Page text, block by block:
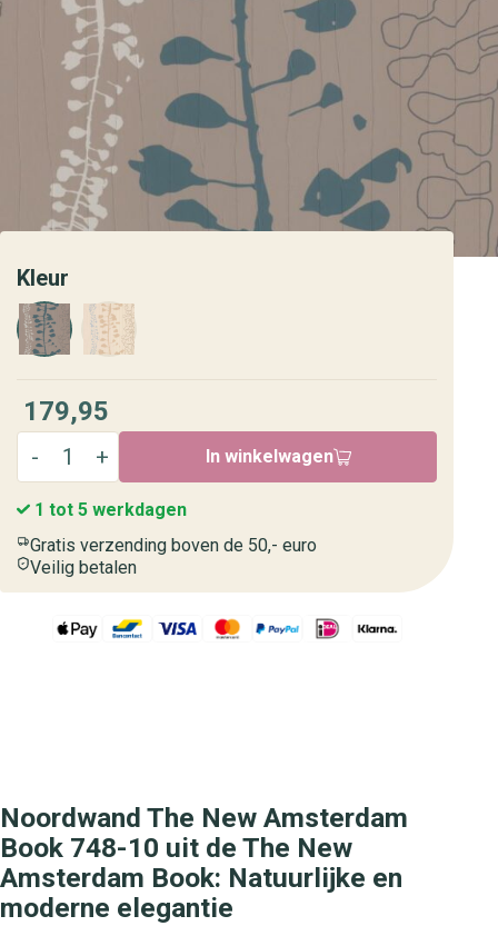
Kleur
179,95
In winkelwagen
1 tot 5 werkdagen
Gratis verzending boven de 50,- euro
Veilig betalen
Noordwand The New Amsterdam
Book 748-10 uit de The New
Amsterdam Book: Natuurlijke en
moderne elegantie